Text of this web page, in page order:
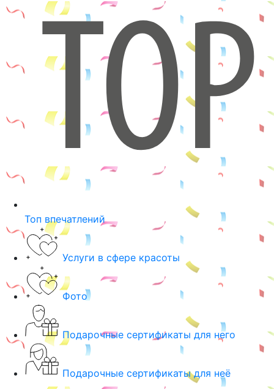
Топ впечатлений
Услуги в сфере красоты
Фото
Подарочные сертификаты для него
Подарочные сертификаты для неё